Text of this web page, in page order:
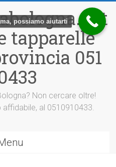
tapparelle
051
Non cercare oltre!
affidabile, al 0510910433.
possiamo aiutarti